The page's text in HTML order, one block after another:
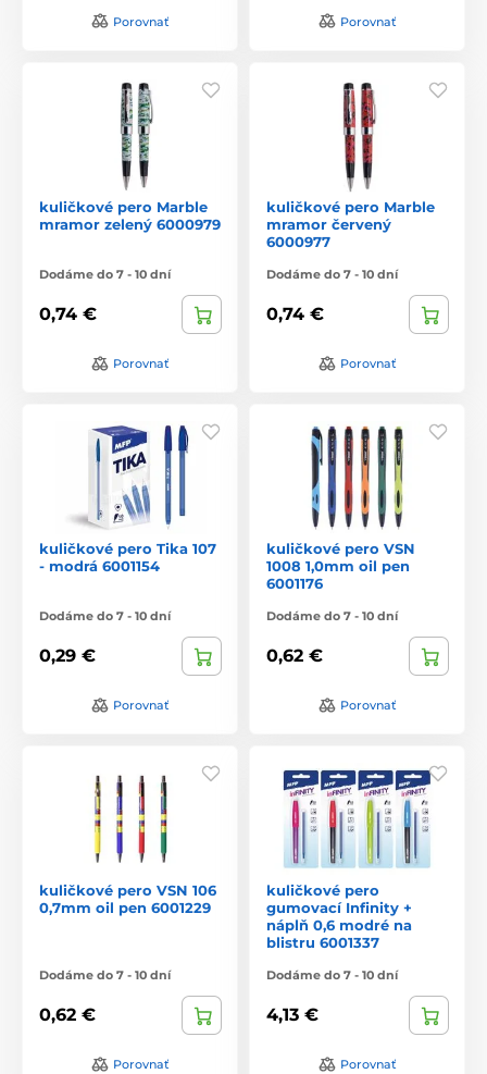
Porovnať Porovnať
kuličkové pero Marble
mramor zelený 6000979
Dodáme do 7 - 10 dní
0,74 €
Porovnať
kuličkové pero Marble
mramor červený
6000977
Dodáme do 7 - 10 dní
0,74 €
Porovnať
kuličkové pero Tika 107
- modrá 6001154
Dodáme do 7 - 10 dní
0,29 €
Porovnať
kuličkové pero VSN
1008 1,0mm oil pen
6001176
Dodáme do 7 - 10 dní
0,62 €
Porovnať
kuličkové pero VSN 106
0,7mm oil pen 6001229
Dodáme do 7 - 10 dní
0,62 €
Porovnať
kuličkové pero
gumovací Infinity +
náplň 0,6 modré na
blistru 6001337
Dodáme do 7 - 10 dní
4,13 €
Porovnať